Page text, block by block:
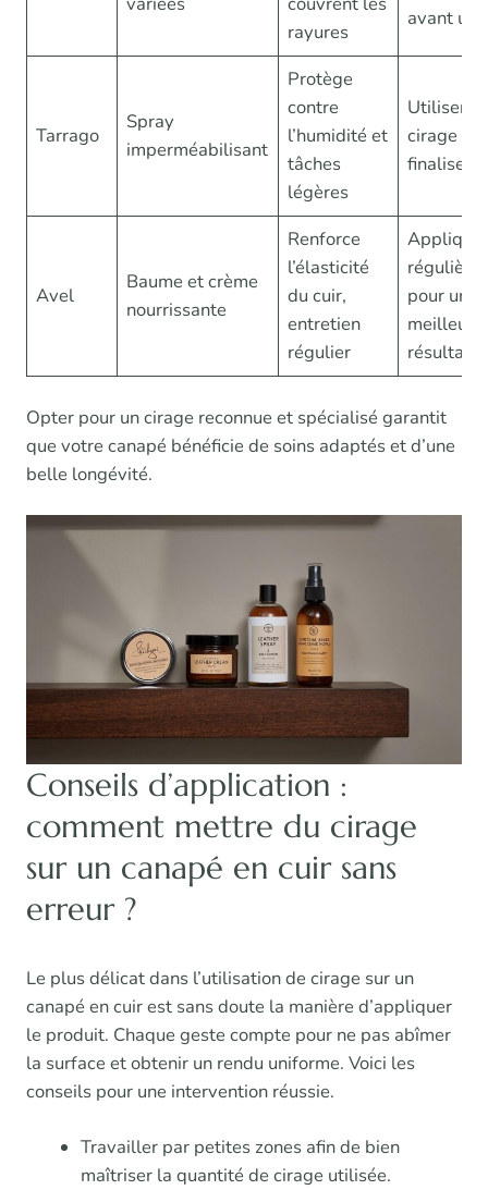
rayures
avant
Tarrago
Spray
imperméabilisant
Protège
contre
l’humidité et
tâches
légères
Utiliser
cirage
finaliser
Avel
Baume et crème
nourrissante
Renforce
l’élasticité
du cuir,
entretien
régulier
pour un
meilleur
résultat
Opter pour un cirage reconnue et spécialisé garantit
que votre canapé bénéficie de soins adaptés et d’une
belle longévité.
Conseils d’application :
comment mettre du cirage
sur un canapé en cuir sans
erreur ?
Le plus délicat dans l’utilisation de cirage sur un
canapé en cuir est sans doute la manière d’appliquer
le produit. Chaque geste compte pour ne pas abîmer
la surface et obtenir un rendu uniforme. Voici les
conseils pour une intervention réussie.
Travailler par petites zones afin de bien
maîtriser la quantité de cirage utilisée.